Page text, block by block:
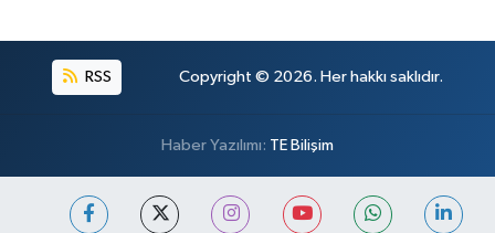
RSS Copyright © 2026. Her hakkı saklıdır.
Haber Yazılımı: TE Bilişim